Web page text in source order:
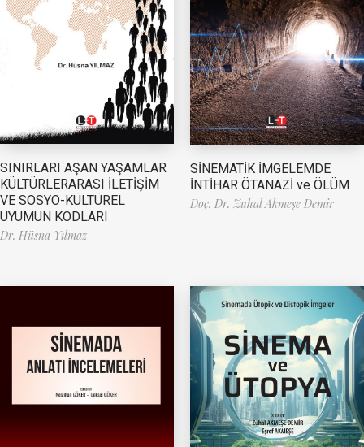
SINIRLARI AŞAN YAŞAMLAR
KÜLTÜRLERARASI İLETİŞİM
VE SOSYO-KÜLTÜREL
UYUMUN KODLARI
Dr. Hüsna Yılmaz
SİNEMATİK İMGELEMDE
İNTİHAR ÖTANAZİ ve ÖLÜM
Doç. Dr. Zuhal Akmeşe Demir